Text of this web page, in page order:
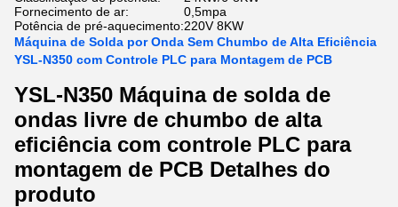
Fornecimento de ar:
0,5mpa
Potência de pré-aquecimento:220V 8KW
Máquina de Solda por Onda Sem Chumbo de Alta Eficiência
YSL-N350 com Controle PLC para Montagem de PCB
YSL-N350 Máquina de solda de
ondas livre de chumbo de alta
eficiência com controle PLC para
montagem de PCB Detalhes do
produto